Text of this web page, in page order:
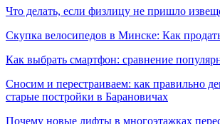
Что делать, если физлицу не пришло
Скупка велосипедов в Минске: Как
Как выбрать смартфон: сравнение
Сносим и перестраиваем: как правильно
старые постройки в Барановичах
Почему новые лифты в многоэтажках